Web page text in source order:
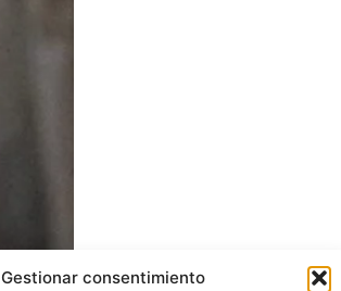
Gestionar consentimiento